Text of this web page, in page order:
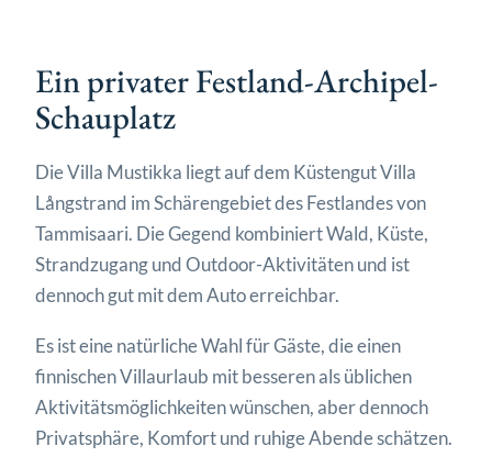
Ein privater Festland-Archipel-
Schauplatz
Die Villa Mustikka liegt auf dem Küstengut Villa
Långstrand im Schärengebiet des Festlandes von
Tammisaari. Die Gegend kombiniert Wald, Küste,
Strandzugang und Outdoor-Aktivitäten und ist
dennoch gut mit dem Auto erreichbar.
Es ist eine natürliche Wahl für Gäste, die einen
finnischen Villaurlaub mit besseren als üblichen
Aktivitätsmöglichkeiten wünschen, aber dennoch
Privatsphäre, Komfort und ruhige Abende schätzen.